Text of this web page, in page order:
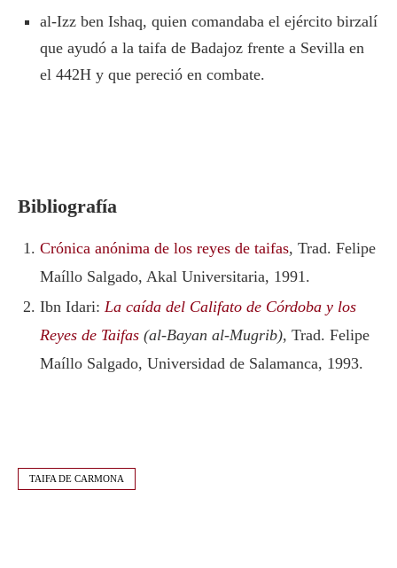
al-Izz ben Ishaq, quien comandaba el ejército birzalí
que ayudó a la taifa de Badajoz frente a Sevilla en
el 442H y que pereció en combate.
Bibliografía
Crónica anónima de los reyes de taifas, Trad. Felipe
Maíllo Salgado, Akal Universitaria, 1991.
Ibn Idari: La caída del Califato de Córdoba y los
Reyes de Taifas (al-Bayan al-Mugrib), Trad. Felipe
Maíllo Salgado, Universidad de Salamanca, 1993.
TAIFA DE CARMONA